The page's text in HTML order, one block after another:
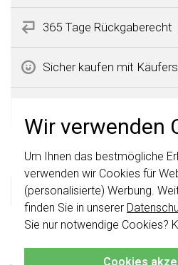
Wir verwenden
Um Ihnen das bestmögliche
verwenden wir Cookies für
(personalisierte) Werbung.
finden Sie in unserer
Sie nur notwendige Cookies?
Cookies
365 Tage Rückgaberecht
Sicher kaufen mit
Gira 100213 Datenblatt
Technische
Wichtig: Gira Schalter und
Schalterwippen wurden
2024 kombinierbar.
Klicken Sie hier
für weitere
damit Sie immer das Richtige